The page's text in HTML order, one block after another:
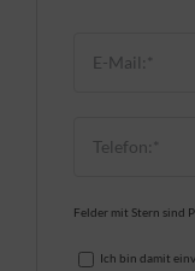
Felder mit Stern sind
Ich bin damit